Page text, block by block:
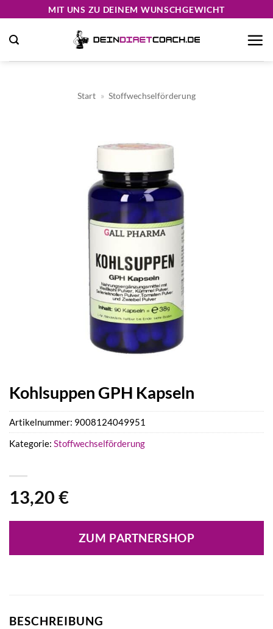
springen
MIT UNS ZU DEINEM WUNSCHGEWICHT
Start » Stoffwechselförderung
Kohlsuppen GPH Kapseln
13,20 €
ZUM PARTNERSHOP
Artikelnummer: 9008124049951
Kategorie: Stoffwechselförderung
BESCHREIBUNG